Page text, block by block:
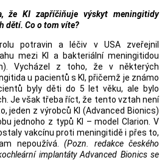
že KI zapříčiňuje výskyt meningitidy
dětí. Co o tom víte?
potravin a léčiv v USA zveřejnil
mezi KI a bakteriální meningitidou
Vycházel z toho, že v některých
u pacientů s KI, přičemž je známo
byly děti do 5 let věku, ale bylo
Je však třeba říct, že tento vztah není
jeden z výrobců KI (Advanced Bionics)
jednoho z typů KI – model Clarion. V
vakcínu proti meningitidě i přes to,
nepoužívá. (Pozn. redakce českého
implantáty Advanced Bionics se